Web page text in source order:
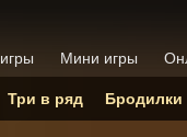
Мини игры
Три в ряд Бродилки